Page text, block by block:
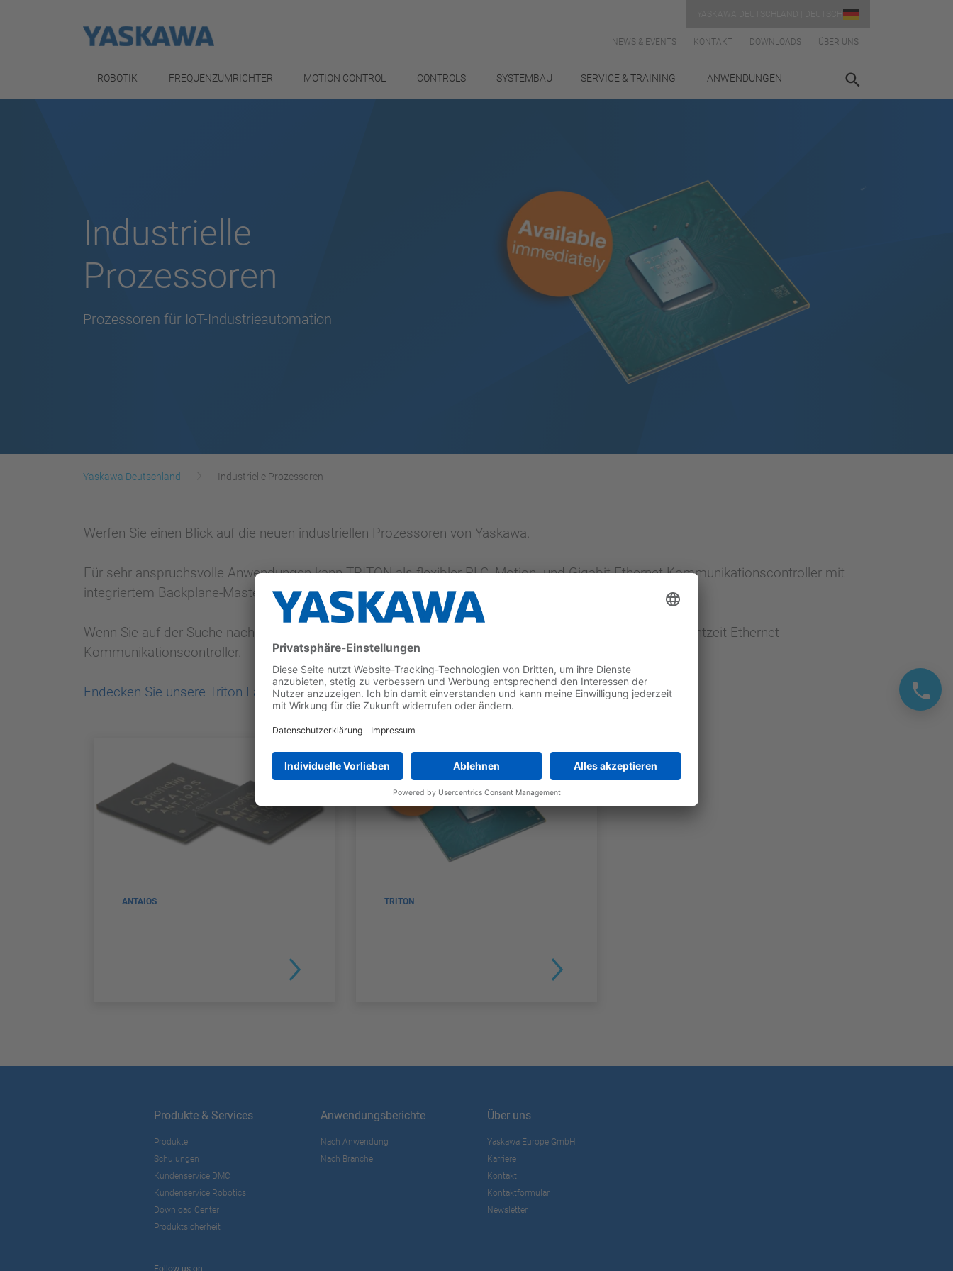
NEWS & EVENTS KONTAKT DOWNLOADS ÜBER UNS
ROBOTIK FREQUENZUMRICHTER MOTION CONTROL CONTROLS SYSTEMBAU SERVICE & TRAINING ANWENDUNGEN
Industrielle
Prozessoren
Prozessoren für IoT-Industrieautomation
Yaskawa Deutschland Industrielle Prozessoren
Werfen Sie einen Blick auf die neuen industriellen Prozessoren von Yaskawa.
Für sehr anspruchsvolle Anwendungen kann TRITON als flexibler PLC, Motion- und Gigabit-Ethernet-Kommunikationscontroller mit
integriertem Backplane-Master eingesetzt werden.
Wenn Sie auf der Suche nach einer schlanken Lösung sind, bietet unser ANTAIOS einen Multiprotokoll-Echtzeit-Ethernet-
Kommunikationscontroller.
Endecken Sie unsere Triton Landingpage
ANTAIOS TRITON
Produkte & Services
Produkte
Schulungen
Kundenservice DMC
Kundenservice Robotics
Download Center
Produktsicherheit
Anwendungsberichte
Nach Anwendung
Nach Branche
Über uns
Yaskawa Europe GmbH
Karriere
Kontakt
Kontaktformular
Newsletter